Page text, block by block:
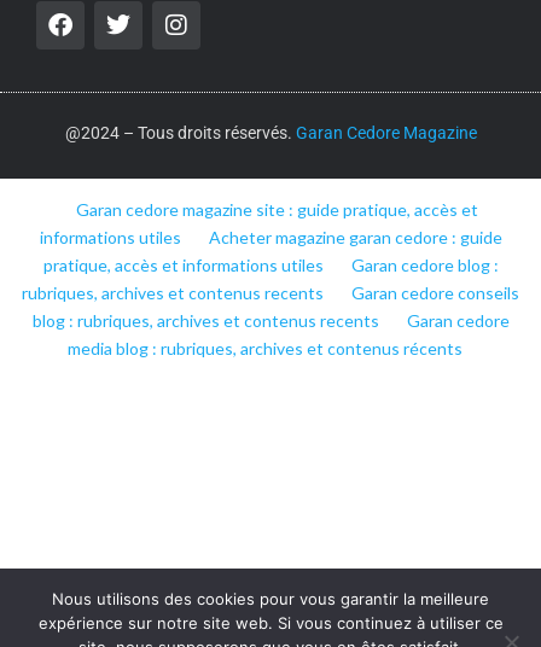
@2024 – Tous droits réservés. Garan Cedore Magazine
Garan cedore magazine site : guide pratique, accès et
informations utiles
Acheter magazine garan cedore : guide
pratique, accès et informations utiles
Garan cedore blog :
rubriques, archives et contenus recents
Garan cedore conseils
blog : rubriques, archives et contenus recents
Garan cedore
media blog : rubriques, archives et contenus récents
Nous utilisons des cookies pour vous garantir la meilleure
expérience sur notre site web. Si vous continuez à utiliser ce